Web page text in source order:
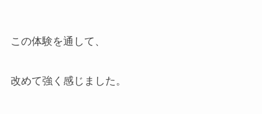
この体験を通して、
改めて強く感じました。